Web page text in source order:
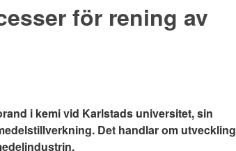
för rening av
i kemi vid Karlstads universitet, sin
Det handlar om utveckling